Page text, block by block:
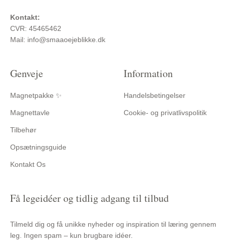
Kontakt:
CVR: 45465462
Mail: info@smaaoejeblikke.dk
Genveje
Magnetpakke ✨
Magnettavle
Tilbehør
Opsætningsguide
Kontakt Os
Information
Handelsbetingelser
Cookie- og privatlivspolitik
Få legeidéer og tidlig adgang til tilbud
Tilmeld dig og få unikke nyheder og inspiration til læring gennem
leg. Ingen spam – kun brugbare idéer.